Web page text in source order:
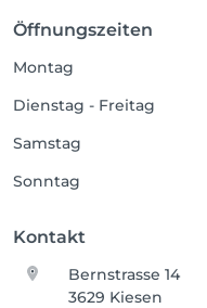
Öffnungszeiten
Montag
Dienstag - Freitag
Samstag
Sonntag
Kontakt
Bernstrasse 14
3629 Kiesen